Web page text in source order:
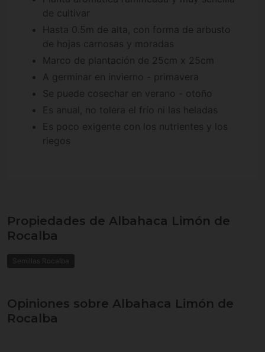
de cultivar
Hasta 0.5m de alta, con forma de arbusto
de hojas carnosas y moradas
Marco de plantación de 25cm x 25cm
A germinar en invierno - primavera
Se puede cosechar en verano - otoño
Es anual, no tolera el frío ni las heladas
Es poco exigente con los nutrientes y los
riegos
Propiedades de Albahaca Limón de
Rocalba
Semillas Rocalba
Opiniones sobre Albahaca Limón de
Rocalba